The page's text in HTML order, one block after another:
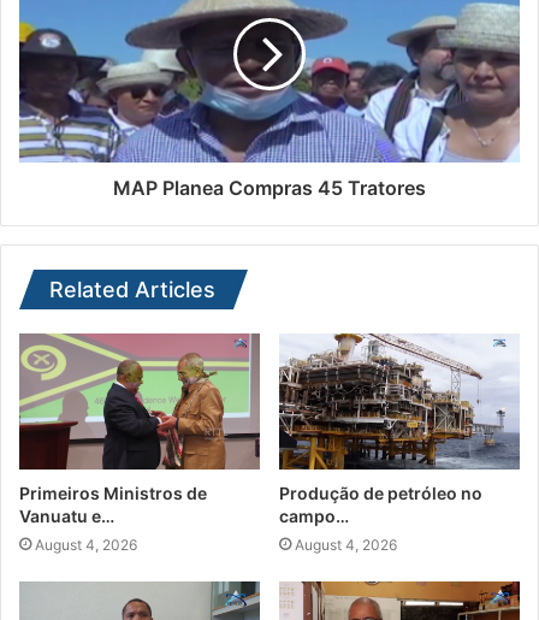
MAP Planea Compras 45 Tratores
Related Articles
Primeiros Ministros de
Vanuatu e…
August 4, 2026
Produção de petróleo no
campo…
August 4, 2026